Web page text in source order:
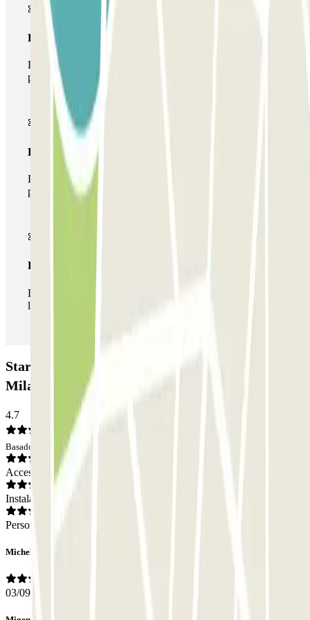
Pase básico
Durante tu estancia podrás entrar y salir una única vez al
parking
Pase multiparking
Durante tu estancia podrás hacer uso de toda la red de
parkings de este operador disponibles en Parclick.
Pase ilimitado
Durante tu estancia podrás entrar y salir del parking todas
las veces que quieras.
Star Parking Malpensa - Car Valet - Aeroporto di
Milano Malpensa - Scoperto: Opiniones
4.7
Basado en 5 opiniones
Acceso
Instalaciones
Personal
Michele
03/09/2022